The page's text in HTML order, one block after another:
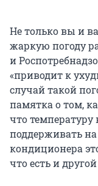
Не только вы и
жаркую погоду
и
«приводит к
случай такой
памятка о том,
что
поддерживать на
кондиционера
что есть и